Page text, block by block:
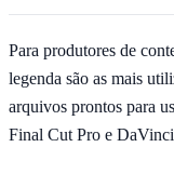
Para produtores de
legenda são as mais
arquivos prontos para
Final Cut Pro e